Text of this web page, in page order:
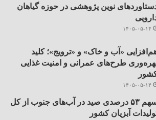
نوین پژوهشی در حوزه گیاهان
۱۴۰۵-۰۵-۱۴
«آب و خاک» و «ترویج»؛ کلید
طرح‌های عمرانی و امنیت غذایی
۱۴۰۵-۰۵-۱۴
سهم ۵۳ درصدی صید در آب‌های جنوب از کل
آبزیان کشور